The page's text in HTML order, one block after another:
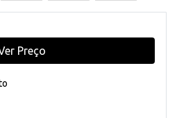
Preço